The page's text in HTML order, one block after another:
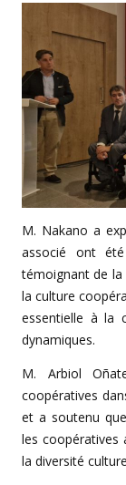
M. Nakano a
associé ont
témoignant de
la culture
essentielle à la
dynamiques.
M. Arbiol
coopératives
et a soutenu
les coopératives
la diversité